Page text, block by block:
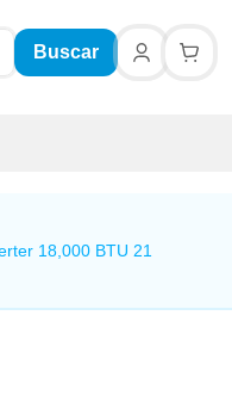
Buscar
18,000 BTU 21